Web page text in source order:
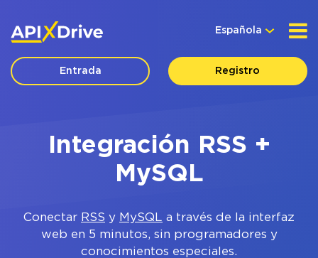
Española
Entrada Registro
Integración RSS +
MySQL
Conectar RSS y MySQL a través de la interfaz
web en 5 minutos, sin programadores y
conocimientos especiales.